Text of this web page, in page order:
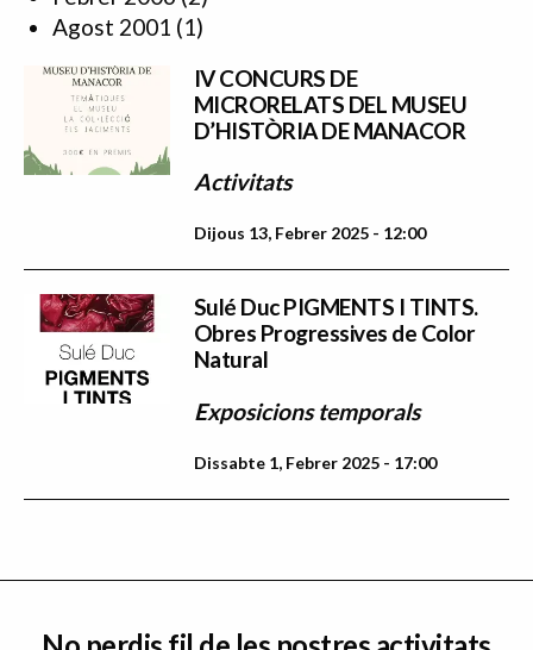
Agost 2001 (1)
IV CONCURS DE
MICRORELATS DEL MUSEU
D’HISTÒRIA DE MANACOR
Activitats
Dijous 13, Febrer 2025 - 12:00
Sulé Duc PIGMENTS I TINTS.
Obres Progressives de Color
Natural
Exposicions temporals
Dissabte 1, Febrer 2025 - 17:00